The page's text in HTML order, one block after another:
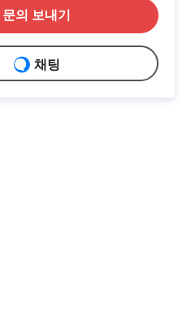
문의 보내기
채팅